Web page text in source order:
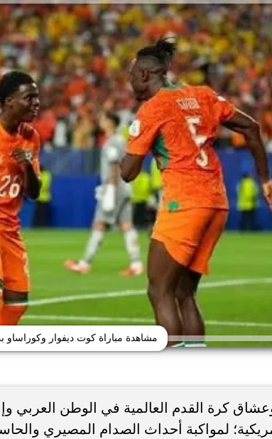
مشاهدة مباراة كوت ديفوار وكوراساو
كرة القدم العالمية في الوطن العربي
لمواكبة أحداث الصدام المصيري
لتدشين
مصر تكتب التاريخ.. فريق “حلم” يفوز
بطولة Genuine Cup العالمية لكرة...